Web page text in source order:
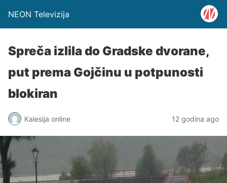
NEON Televizija
Spreča izlila do Gradske dvorane,
put prema Gojčinu u potpunosti
blokiran
Kalesija online 12 godina ago